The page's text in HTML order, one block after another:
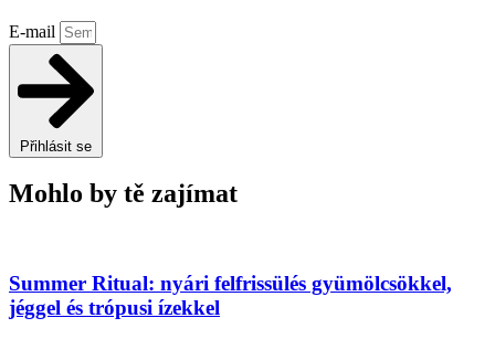
E-mail
Přihlásit se
Mohlo by tě zajímat
Summer Ritual: nyári felfrissülés gyümölcsökkel,
jéggel és trópusi ízekkel